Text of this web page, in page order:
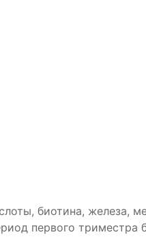
биотина, железа,
первого триместра